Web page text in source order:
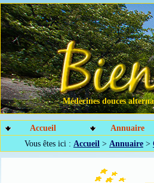
Médecines douces
Accueil Annuaire
Vous êtes ici : Accueil > Annuaire >